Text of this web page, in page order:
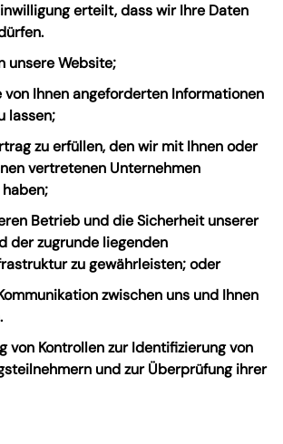
erteilt, dass wir Ihre Daten
unsere Website;
von Ihnen angeforderten Informationen
lassen;
zu erfüllen, den wir mit Ihnen oder
vertretenen Unternehmen
Betrieb und die Sicherheit unserer
der zugrunde liegenden
zu gewährleisten; oder
zwischen uns und Ihnen
von Kontrollen zur Identifizierung von
und zur Überprüfung ihrer